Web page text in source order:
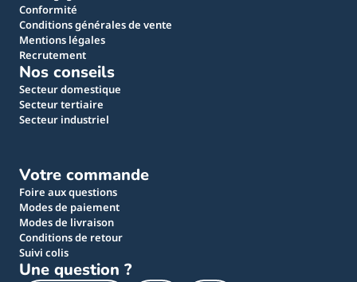
Conformité
Conditions générales de vente
Mentions légales
Recrutement
Nos conseils
Secteur domestique
Secteur tertiaire
Secteur industriel
Votre commande
Foire aux questions
Modes de paiement
Modes de livraison
Conditions de retour
Suivi colis
Une question ?